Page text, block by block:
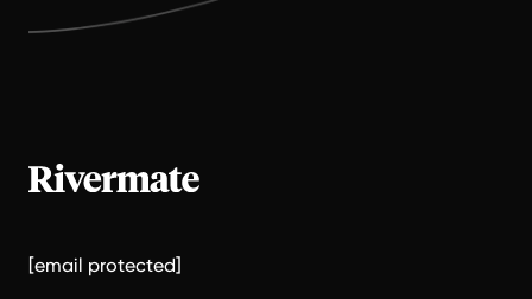
[email protected]